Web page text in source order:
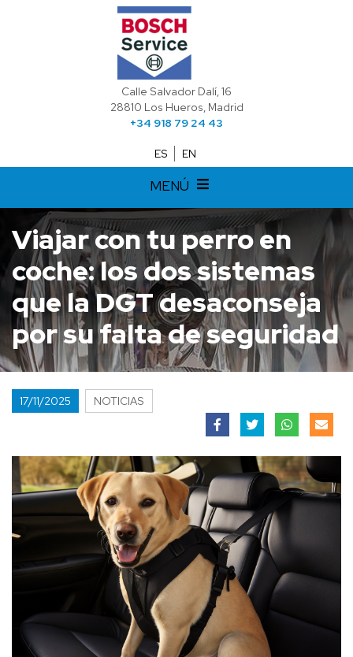
Calle Salvador Dalí, 16
28810 Los Hueros, Madrid
+34 918 79 24 43
ES EN
MENÚ
Viajar con tu perro en
coche: los dos sistemas
que la DGT desaconseja
por su falta de seguridad
17/11/2025 NOTICIAS